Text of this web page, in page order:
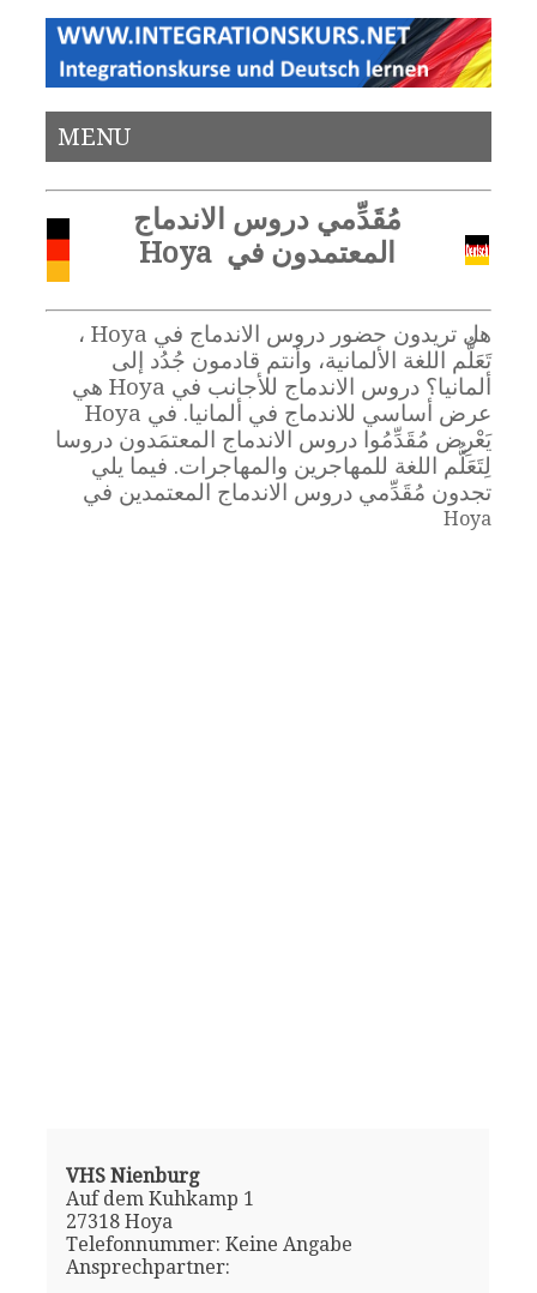
MENU
مُقَدِّمي دروس الاندماج
المعتمدون في Hoya
هل تريدون حضور دروس الاندماج في Hoya ،
تَعَلُّم اللغة الألمانية، وأنتم قادمون جُدُد إلى
ألمانيا؟ دروس الاندماج للأجانب في Hoya هي
عرض أساسي للاندماج في ألمانيا. في Hoya
يَعْرِض مُقَدِّمُوا دروس الاندماج المعتمَدون دروسا
لِتَعَلُّم اللغة للمهاجرين والمهاجرات. فيما يلي
تجدون مُقَدِّمي دروس الاندماج المعتمدين في
Hoya
VHS Nienburg
Auf dem Kuhkamp 1
27318 Hoya
Telefonnummer: Keine Angabe
Ansprechpartner: